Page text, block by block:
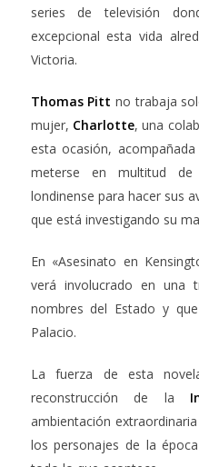
series de televisión
excepcional esta vida
Victoria.
Thomas Pitt no trabaja
mujer, Charlotte, una
esta ocasión,
meterse en multitud
londinense para hacer sus
que está investigando su
En «Asesinato en
verá involucrado en una
nombres del Estado y
Palacio.
La fuerza de esta
reconstrucción de la
ambientación
los personajes de la